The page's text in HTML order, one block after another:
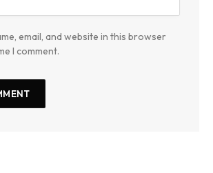
email, and website in this browser
I comment.